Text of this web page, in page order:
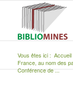
Vous êtes ici : Accueil
France, au nom des
Conférence de ...